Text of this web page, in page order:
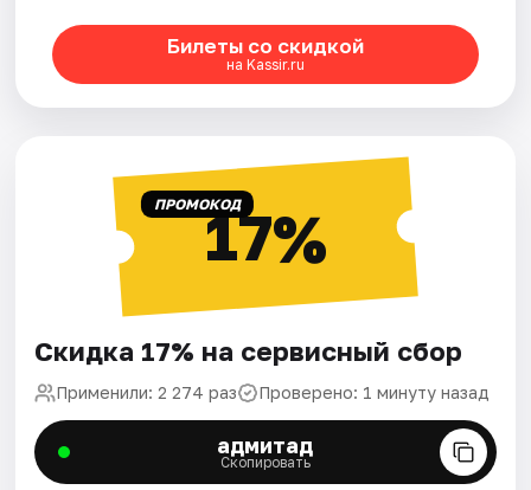
Билеты со скидкой
на Kassir.ru
ПРОМОКОД17%
Скидка 17% на сервисный сбор
Применили: 2 274 раз Проверено: 1 минуту назад
адмитад
Скопировать